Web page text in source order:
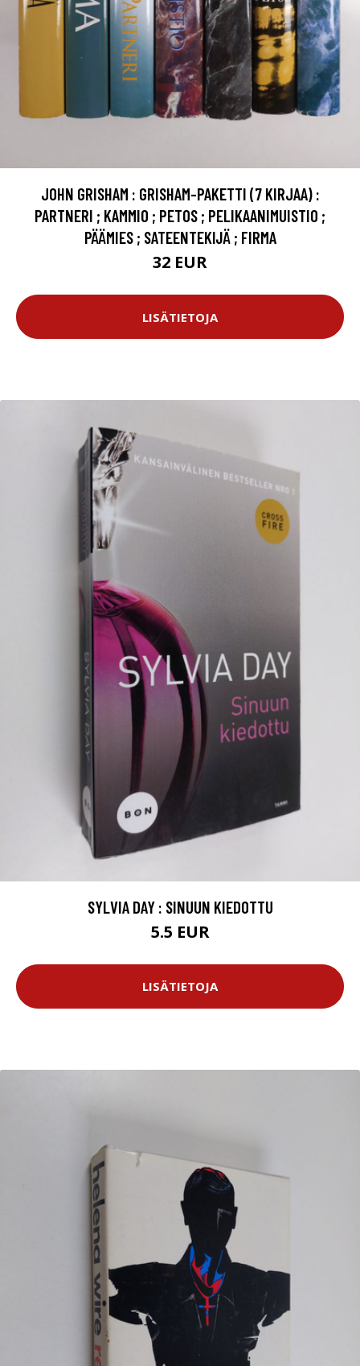
JOHN GRISHAM : GRISHAM-PAKETTI (7 KIRJAA) :
PARTNERI ; KAMMIO ; PETOS ; PELIKAANIMUISTIO ;
PÄÄMIES ; SATEENTEKIJÄ ; FIRMA
32 EUR
LISÄTIETOJA
SYLVIA DAY : SINUUN KIEDOTTU
5.5 EUR
LISÄTIETOJA